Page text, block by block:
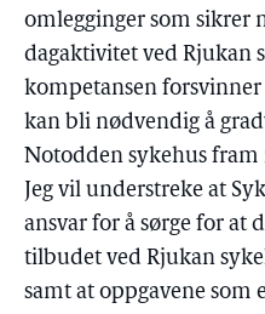
omlegginger som sikrer
dagaktivitet ved Rjukan
kompetansen
kan bli nødvendig å
Notodden sykehus fram
Jeg vil understreke at
ansvar for å sørge for
tilbudet ved Rjukan
samt at oppgavene